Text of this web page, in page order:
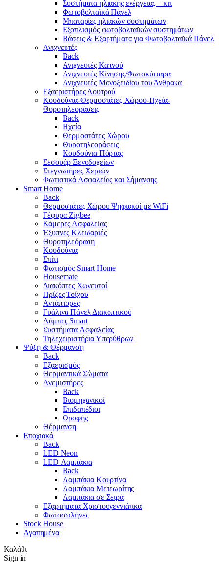
Συστήματα ηλιακής ενέργειας – κιτ
Φωτοβολταϊκά Πάνελ
Μπαταρίες ηλιακών συστημάτων
Εξοπλισμός φωτοβολταϊκών συστημάτων
Βάσεις & Εξαρτήματα για Φωτοβολταϊκά Πάνελ
Ανιχνευτές
Back
Ανιχνευτές Καπνού
Ανιχνευτές Κίνησης/Φωτοκύτταρα
Ανιχνευτές Μονοξειδίου του Άνθρακα
Εξαεριστήρες Λουτρού
Κουδούνια-Θερμοστάτες Χώρου-Ηχεία-
Θυροτηλεοράσεις
Back
Ηχεία
Θερμοστάτες Χώρου
Θυροτηλεοράσεις
Κουδούνια Πόρτας
Σεσουάρ Ξενοδοχείων
Στεγνωτήρες Χεριών
Φωτιστικά Ασφαλείας και Σήμανσης
Smart Home
Back
Θερμοστάτες Χώρου Ψηφιακοί με WiFi
Γέφυρα Zigbee
Κάμερες Ασφαλείας
Έξυπνες Κλειδαριές
Θυροτηλεόραση
Κουδούνια
Σπίτι
Φωτισμός Smart Home
Housemate
Διακόπτες Χωνευτοί
Πρίζες Τοίχου
Αντάπτορες
Γυάλινα Πάνελ Διακοπτικού
Λάμπες Smart
Συστήματα Ασφαλείας
Τηλεχειριστήρια Υπερύθρων
Ψύξη & Θέρμανση
Back
Εξαερισμός
Θερμαντικά Σώματα
Ανεμιστήρες
Back
Βιομηχανικοί
Επιδαπέδιοι
Οροφής
Θέρμανση
Εποχιακά
Back
LED Neon
LED Λαμπάκια
Back
Λαμπάκια Κουρτίνα
Λαμπάκια Μετεωρίτης
Λαμπάκια σε Σειρά
Εξαρτήματα Χριστουγεννιάτικα
Φωτοσωλήνες
Stock House
Αγαπημένα
Καλάθι
Sign in